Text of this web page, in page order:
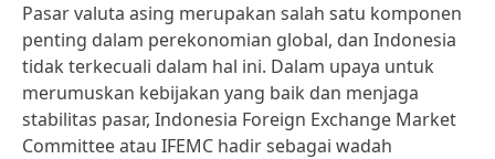
Pasar valuta asing merupakan salah satu komponen
penting dalam perekonomian global, dan Indonesia
tidak terkecuali dalam hal ini. Dalam upaya untuk
merumuskan kebijakan yang baik dan menjaga
stabilitas pasar, Indonesia Foreign Exchange Market
Committee atau IFEMC hadir sebagai wadah